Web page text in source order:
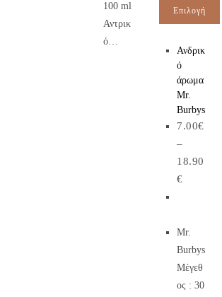
100 ml
Αντρικ
ό…
Επιλογή
Ανδρικ
ό
άρωμα
Mr.
Burbys
7.00€
–
18.90
€
Mr.
Burbys
Μέγεθ
ος : 30